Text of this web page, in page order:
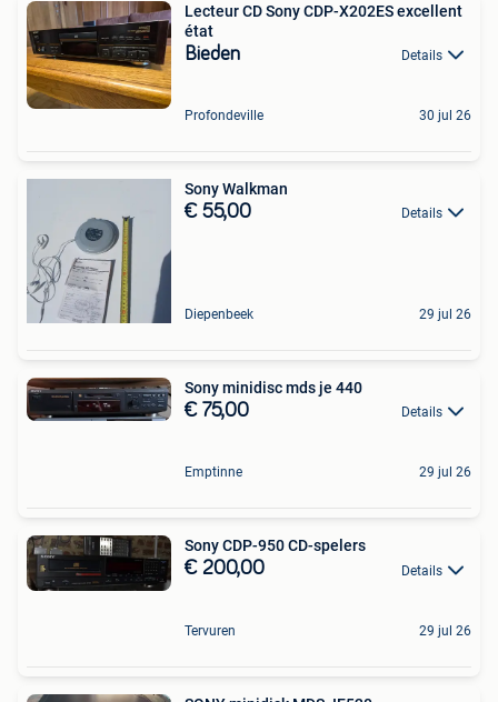
Lecteur CD Sony CDP-X202ES excellent
état
Bieden Details
Profondeville 30 jul 26
Sony Walkman
€ 55,00 Details
Diepenbeek 29 jul 26
Sony minidisc mds je 440
€ 75,00 Details
Emptinne 29 jul 26
Sony CDP-950 CD-spelers
€ 200,00 Details
Tervuren 29 jul 26